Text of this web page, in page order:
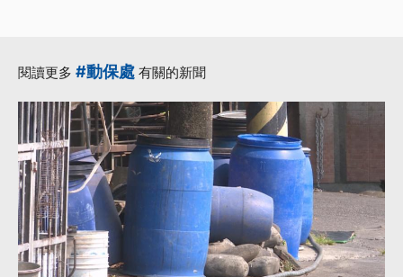
總統賴清德·更多...
閱讀更多 #動保處 有關的新聞